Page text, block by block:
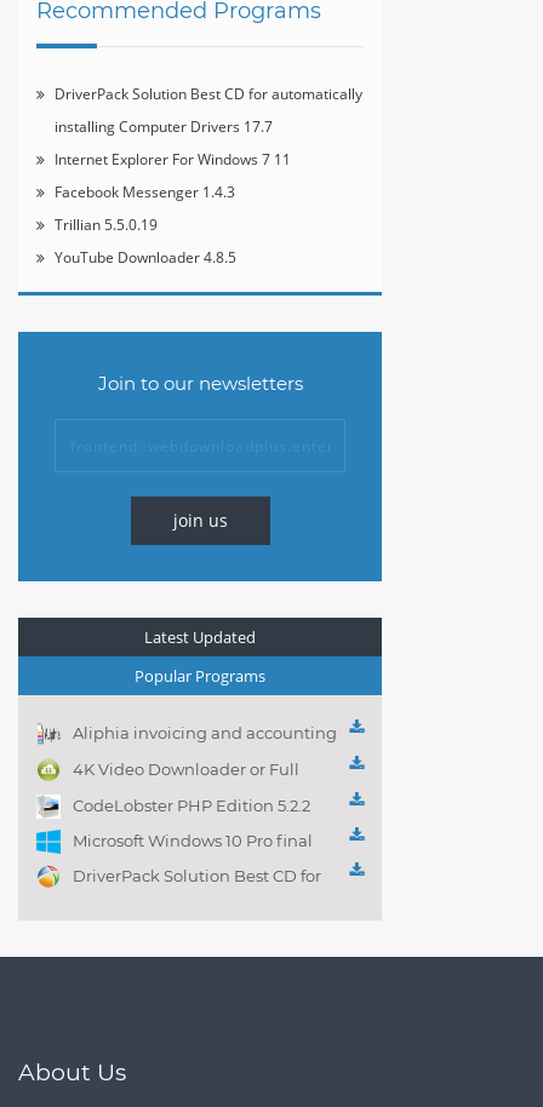
Recommended Programs
DriverPack Solution Best CD for automatically
installing Computer Drivers 17.7
Internet Explorer For Windows 7 11
Facebook Messenger 1.4.3
Trillian 5.5.0.19
YouTube Downloader 4.8.5
Join to our newsletters
join us
Latest Updated
Popular Programs
Aliphia invoicing and accounting
management 1.0.1
4K Video Downloader or Full
Playlist! 3.4.5.1525
CodeLobster PHP Edition 5.2.2
Microsoft Windows 10 Pro final
DriverPack Solution Best CD for
About Us